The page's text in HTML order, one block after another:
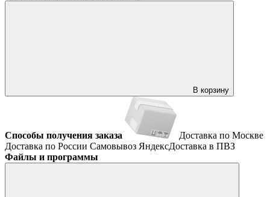
В корзину
Способы получения заказа
Доставка по Москве
Доставка по России Самовывоз ЯндексДоставка в ПВЗ
Файлы и программы